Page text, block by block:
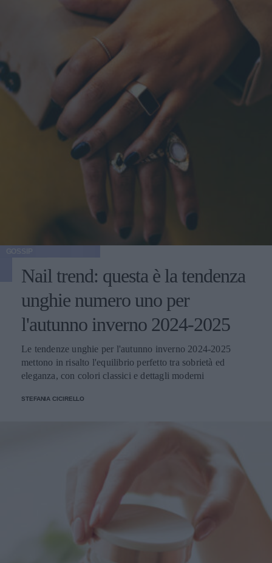
Nail trend: questa è la tendenza
unghie numero uno per
l'autunno inverno 2024-2025
Le tendenze unghie per l'autunno inverno 2024-2025
mettono in risalto l'equilibrio perfetto tra sobrietà ed
eleganza, con colori classici e dettagli moderni
STEFANIA CICIRELLO